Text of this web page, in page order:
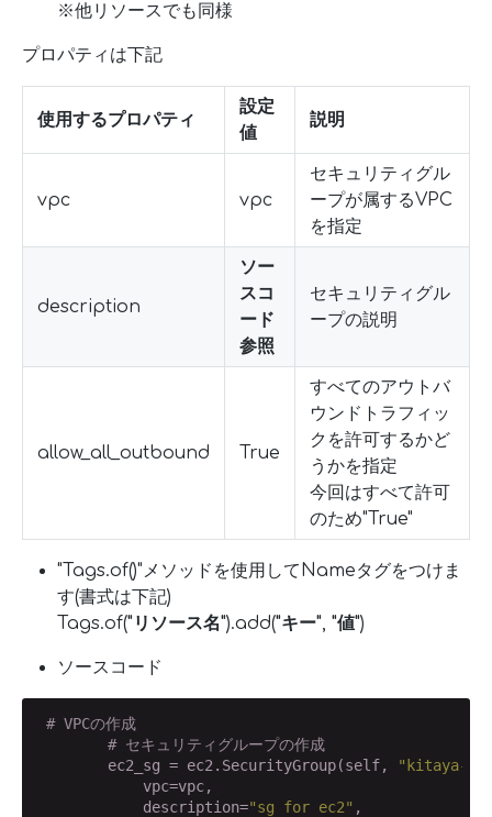
※他リソースでも同様
プロパティは下記
使用するプロパティ
設定
値
説明
vpc vpc
セキュリティグル
ープが属するVPC
を指定
description
ソー
スコ
ード
参照
セキュリティグル
ープの説明
allow_all_outbound True
すべてのアウトバ
ウンドトラフィッ
クを許可するかど
うかを指定
今回はすべて許可
のため"True"
"Tags.of()"メソッドを使用してNameタグをつけま
す(書式は下記)
Tags.of("リソース名").add("キー", "値")
ソースコード
# VPCの作成
# セキュリティグループの作成
        ec2_sg = ec2.SecurityGroup(self,
"kitaya-
            vpc=vpc,
            description=
"sg for ec2" ,